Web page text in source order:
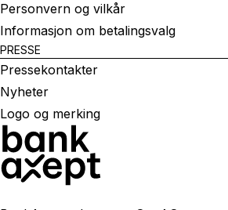
Personvern og vilkår
Informasjon om betalingsvalg
PRESSE
Pressekontakter
Nyheter
Logo og merking